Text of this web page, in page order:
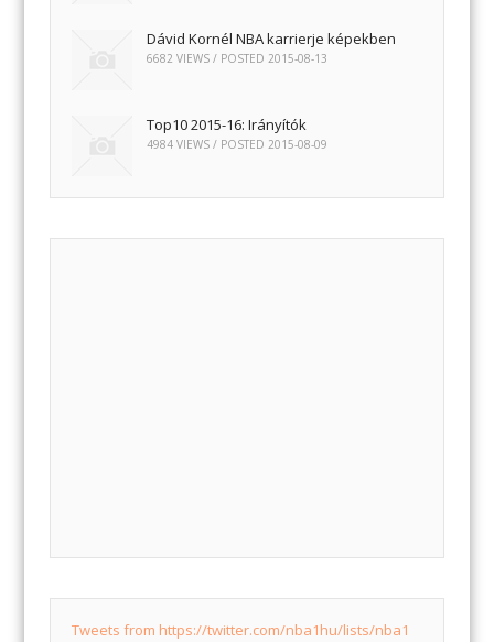
Dávid Kornél NBA karrierje képekben
6682 VIEWS / POSTED2015-08-13
Top10 2015-16: Irányítók
4984 VIEWS / POSTED 2015-08-09
Tweets from https://twitter.com/nba1hu/lists/nba1